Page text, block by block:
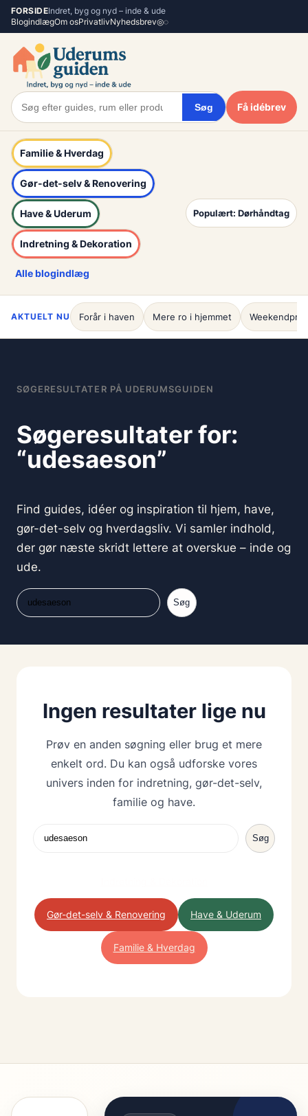
Spring
FORSIDEIndret, byg og nyd – inde & ude
BlogindlægOm osPrivatlivNyhedsbrev◎◌
Søg Få idébrev
Familie & Hverdag
Gør-det-selv & Renovering
Have & Uderum
Indretning & Dekoration
Alle blogindlæg
Populært: Dørhåndtag
AKTUELT NU Forår i haven Mere ro i hjemmet
SØGERESULTATER PÅ UDERUMSGUIDEN
Søgeresultater for:
“udesaeson”
Find guides, idéer og inspiration til hjem, have,
gør-det-selv og hverdagsliv. Vi samler indhold,
der gør næste skridt lettere at overskue – inde og
ude.
Søg
Søg
Ingen resultater lige nu
Prøv en anden søgning eller brug et mere
enkelt ord. Du kan også udforske vores
univers inden for indretning, gør-det-selv,
familie og have.
Søg
Gør-det-selv & Renovering Have & Uderum
Familie & Hverdag